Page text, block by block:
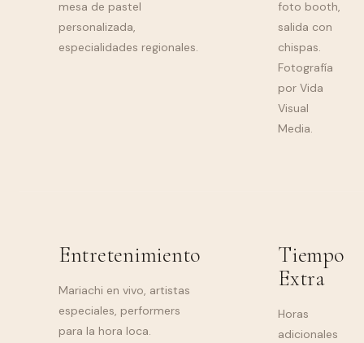
mesa de pastel
personalizada,
especialidades regionales.
foto booth,
salida con
chispas.
Fotografía
por Vida
Visual
Media.
Entretenimiento
Mariachi en vivo, artistas
especiales, performers
para la hora loca.
Tiempo
Extra
Horas
adicionales